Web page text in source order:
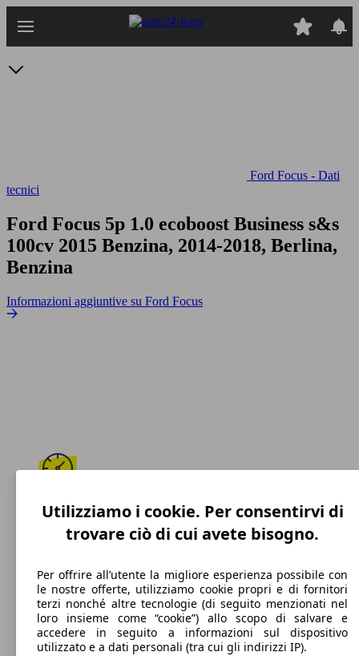
Ford Focus - Dati
tecnici
Ford Focus 5p 1.0 ecoboost Business s&s
100cv 2015 Benzina, 2014-2018, Berlina,
Benzina
Informazioni aggiuntive su Ford Focus
187 km/h
Velocità massima
Benzina
Carburante
Utilizziamo i cookie. Per consentirvi di
trovare ciò di cui avete bisogno.
Per offrire all’utente la migliore esperienza possibile con
le nostre offerte, utilizziamo cookie propri e di fornitori
terzi nonché altre tecnologie (di seguito menzionati nel
loro insieme come “cookie”) allo scopo di salvare e
accedere in seguito a informazioni sul dispositivo
utilizzato e a dati personali (tra cui gli indirizzi IP).